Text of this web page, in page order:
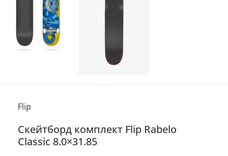
Flip
Скейтборд комплект Flip Rabelo
Classic 8.0×31.85